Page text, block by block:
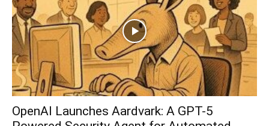
OpenAI Launches Aardvark: A GPT-5